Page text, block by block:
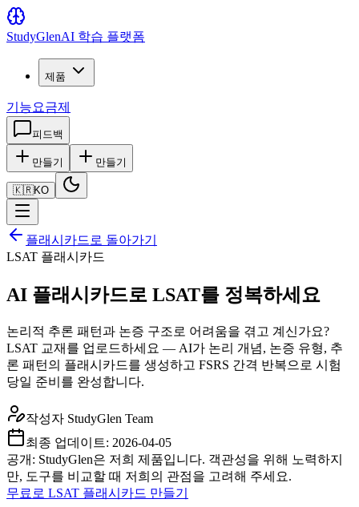
StudyGlenAI 학습 플랫폼
제품
기능요금제
피드백
만들기 만들기
🇰🇷KO
플래시카드로 돌아가기
LSAT 플래시카드
AI 플래시카드로 LSAT를 정복하세요
논리적 추론 패턴과 논증 구조로 어려움을 겪고 계신가요?
LSAT 교재를 업로드하세요 — AI가 논리 개념, 논증 유형, 추
론 패턴의 플래시카드를 생성하고 FSRS 간격 반복으로 시험
당일 준비를 완성합니다.
작성자 StudyGlen Team
최종 업데이트: 2026-04-05
공개: StudyGlen은 저희 제품입니다. 객관성을 위해 노력하지
만, 도구를 비교할 때 저희의 관점을 고려해 주세요.
무료로 LSAT 플래시카드 만들기